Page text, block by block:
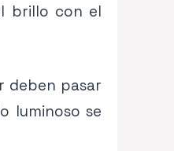
brillo con el
deben pasar
luminoso se